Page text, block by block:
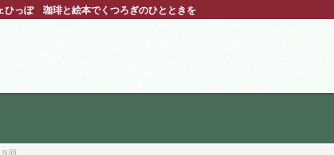
ひっぽ 珈琲と絵本でくつろぎのひとときを
回